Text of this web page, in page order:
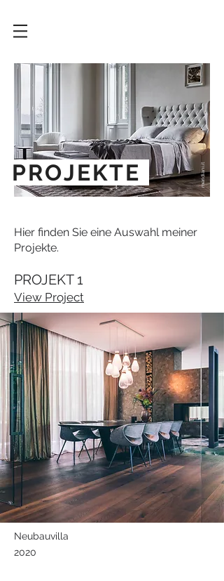
PROJEKTE meridiani.it
Hier finden Sie eine Auswahl meiner
Projekte.
PROJEKT 1
View Project
Neubauvilla
2020